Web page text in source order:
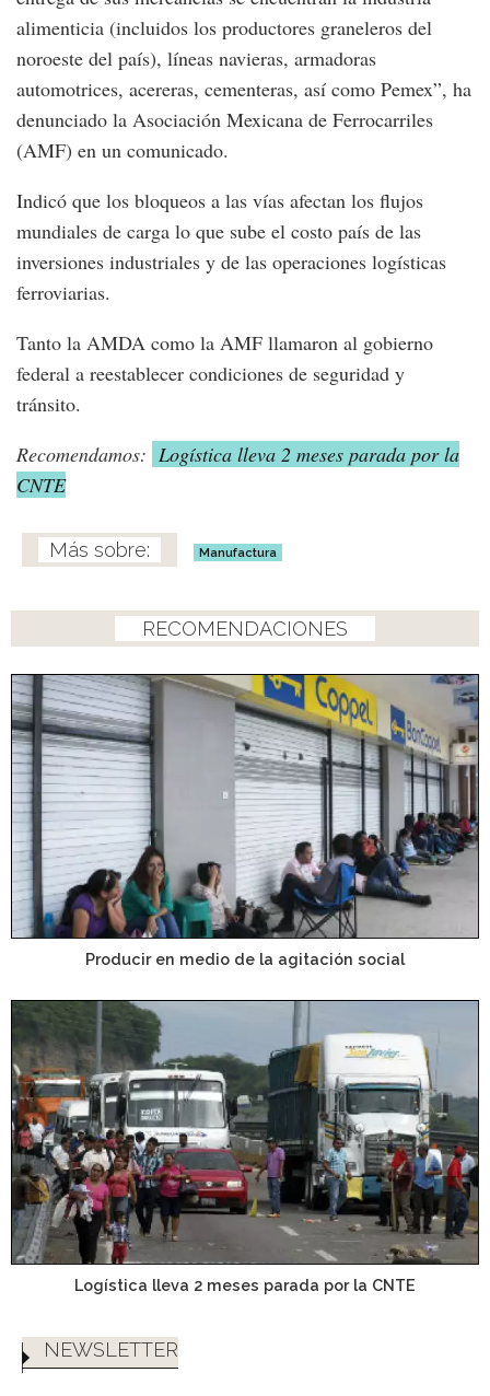
alimenticia (incluidos los productores graneleros del
noroeste del país), líneas navieras, armadoras
automotrices, acereras, cementeras, así como Pemex”, ha
denunciado la Asociación Mexicana de Ferrocarriles
(AMF) en un comunicado.
Indicó que los bloqueos a las vías afectan los flujos
mundiales de carga lo que sube el costo país de las
inversiones industriales y de las operaciones logísticas
ferroviarias.
Tanto la AMDA como la AMF llamaron al gobierno
federal a reestablecer condiciones de seguridad y
tránsito.
Recomendamos: Logística lleva 2 meses parada por la
CNTE
Manufactura
RECOMENDACIONES
Producir en medio de la agitación social
Logística lleva 2 meses parada por la CNTE
NEWSLETTER